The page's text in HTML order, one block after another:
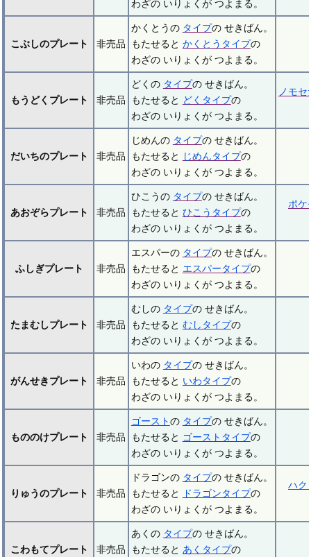
わざの いりょくが つよまる。
こぶしのプレート 非売品
かくとうの タイプの せきばん。
もたせると かくとうタイプの
わざの いりょくが つよまる。
もうどくプレート 非売品
どくの タイプの せきばん。
もたせると どくタイプの
わざの いりょくが つよまる。
ノモ
だいちのプレート 非売品
じめんの タイプの せきばん。
もたせると
じめんタイプの
わざの いりょくが つよまる。
あおぞらプレート 非売品
ひこうの タイプの せきばん。
もたせると ひこうタイプの
わざの いりょくが つよまる。
ポケ
ふしぎプレート 非売品
エスパーの タイプの せきばん。
もたせると エスパータイプの
わざの いりょくが つよまる。
たまむしプレート 非売品
むしの タイプの せきばん。
もたせると むしタイプの
わざの いりょくが つよまる。
がんせきプレート 非売品
いわの タイプの せきばん。
もたせると いわタイプの
わざの いりょくが つよまる。
もののけプレート 非売品
ゴーストの タイプの せきばん。
もたせると ゴーストタイプの
わざの いりょくが つよまる。
りゅうのプレート 非売品
ドラゴンの タイプの せきばん。
もたせると
ドラゴンタイプの
わざの いりょくが つよまる。
ハク
こわもてプレート 非売品
あくの タイプの せきばん。
もたせると あくタイプの